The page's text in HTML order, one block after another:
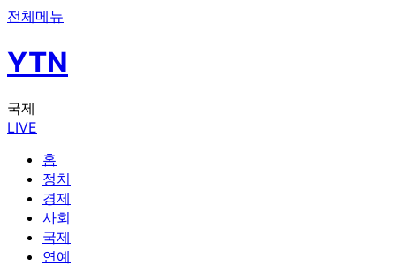
전체메뉴
YTN
국제
LIVE
홈
정치
경제
사회
국제
연예